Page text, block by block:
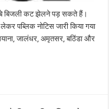
बिजली कट झेलने पड़ सकते हैं।
पब्लिक नोटिस जारी किया गया
जालंधर, अमृतसर, बठिंडा और